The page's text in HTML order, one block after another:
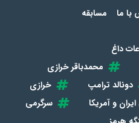
با ما مسابقه
داغ
محمدباقر خرازی
دونالد ترامپ
خرازی
و آمریکا
سرگرمی